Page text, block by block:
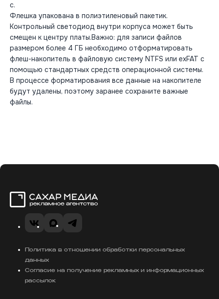
с.
Флешка упакована в полиэтиленовый пакетик.
Контрольный светодиод внутри корпуса может быть
смещен к центру платы.Важно: для записи файлов
размером более 4 ГБ необходимо отформатировать
флеш-накопитель в файловую систему NTFS или exFAT с
помощью стандартных средств операционной системы.
В процессе форматирования все данные на накопителе
будут удалены, поэтому заранее сохраните важные
файлы.
VK MAXTelegram
Политика в отношении обработки персональных
данных
Согласие на получение рекламных и информационных
рассылок